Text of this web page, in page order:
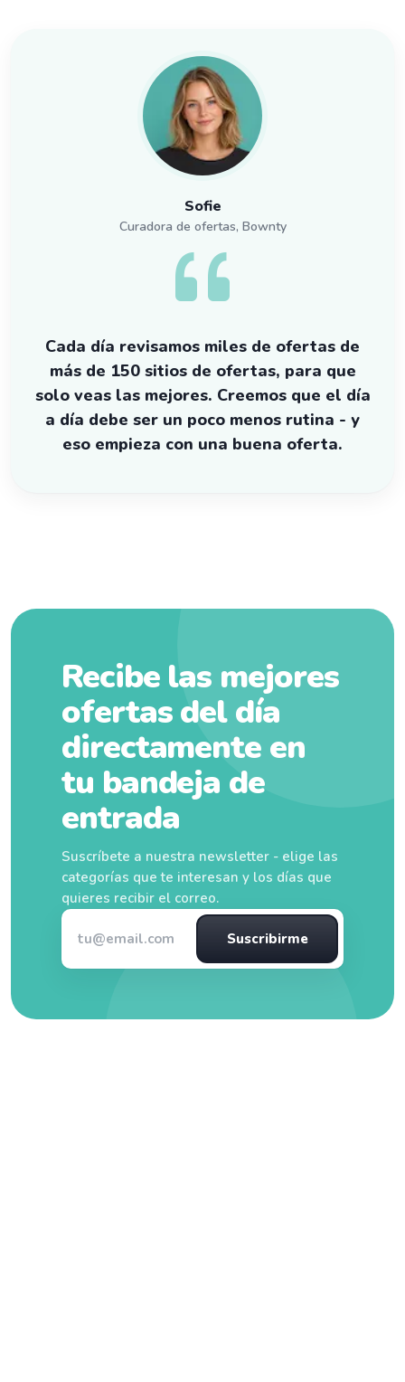
Sofie
Curadora de ofertas, Bownty
Cada día revisamos miles de ofertas de
más de 150 sitios de ofertas, para que
solo veas las mejores. Creemos que el día
a día debe ser un poco menos rutina - y
eso empieza con una buena oferta.
Recibe las mejores
ofertas del día
directamente en
tu bandeja de
entrada
Suscríbete a nuestra newsletter - elige las
categorías que te interesan y los días que
quieres recibir el correo.
Suscribirme